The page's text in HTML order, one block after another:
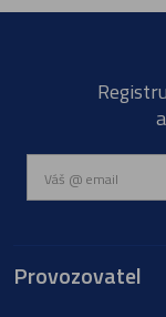
Provozovatel